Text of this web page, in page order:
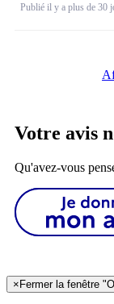
Publié il y a plus de 30
Votre avis
Qu'avez-vous
×Fermer la fenêtre